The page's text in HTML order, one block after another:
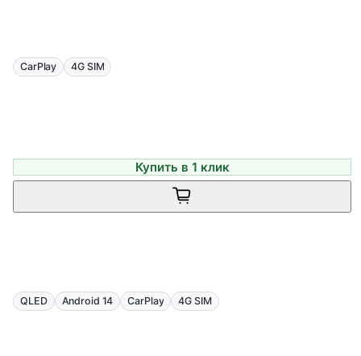
CarPlay 4G SIM
Купить в 1 клик
QLED Android 14 CarPlay 4G SIM